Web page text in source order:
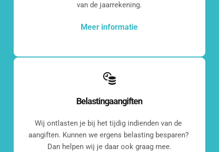
van de jaarrekening.
Meer informatie
Belastingaangiften
Wij ontlasten je bij het tijdig indienden van de
aangiften. Kunnen we ergens belasting besparen?
Dan helpen wij je daar ook graag mee.